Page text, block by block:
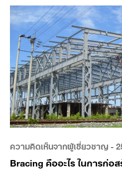
ความคิดเห็นจากผู้เชี่ยวชาญ-
Bracing คืออะไร ในการก่อ